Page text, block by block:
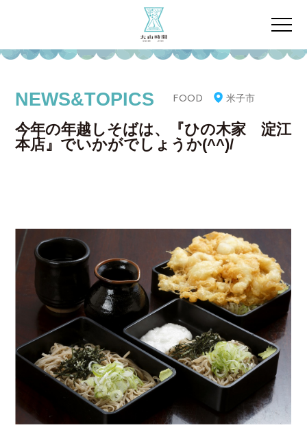
NEWS&TOPICS FOOD 米子市
今年の年越しそばは、『ひの木家 淀江
本店』でいかがでしょうか(^^)/